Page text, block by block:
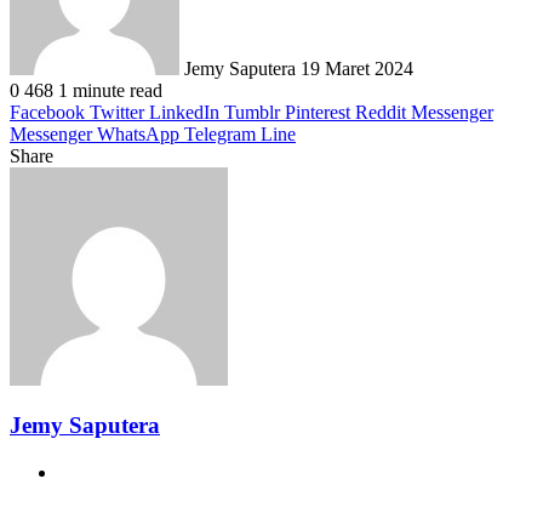
Jemy Saputera 19 Maret 2024
0 468 1 minute read
Facebook Twitter LinkedIn Tumblr Pinterest Reddit Messenger
Messenger WhatsApp Telegram Line
Share
Jemy Saputera